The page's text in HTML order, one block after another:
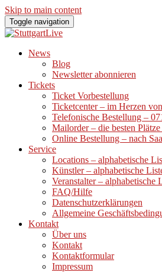
Skip to main content
Toggle navigation
News
Blog
Newsletter abonnieren
Tickets
Ticket Vorbestellung
Ticketcenter – im Herzen
Telefonische Bestellung –
Mailorder – die besten
Online Bestellung – nach
Service
Locations – alphabetische
Künstler – alphabetische
Veranstalter – alphabetische
FAQ/Hilfe
Datenschutzerklärungen
Allgemeine
Kontakt
Über uns
Kontakt
Kontaktformular
Impressum